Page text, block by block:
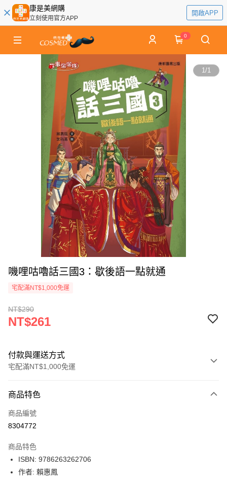
康是美網購
立刻使用官方APP
開啟APP
0
1/1
嘰哩咕嚕話三國3：歇後語一點就通
宅配滿NT$1,000免運
NT$290
NT$261
付款與運送方式
宅配滿NT$1,000免運
icash Pay
信用卡一次付款
LINE Pay
Apple Pay
商品特色
商品編號
8304772
商品特色
ISBN: 9786263262706
作者: 賴惠鳳